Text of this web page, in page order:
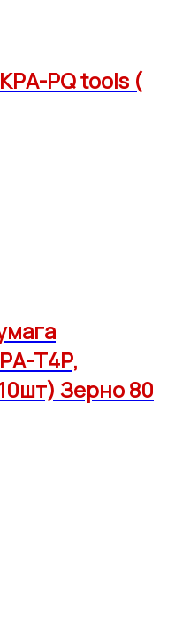
PQ tools (
Т4Р,
Зерно 80